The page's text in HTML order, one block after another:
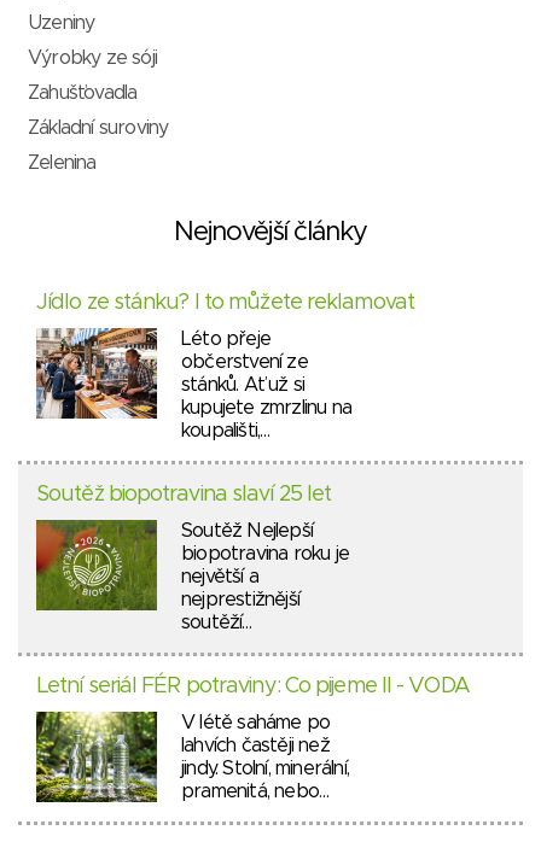
Uzeniny
Výrobky ze sóji
Zahušťovadla
Základní suroviny
Zelenina
Nejnovější články
Jídlo ze stánku? I to můžete reklamovat
Léto přeje
občerstvení ze
stánků. Ať už si
kupujete zmrzlinu na
koupališti,…
Soutěž biopotravina slaví 25 let
Soutěž Nejlepší
biopotravina roku je
největší a
nejprestižnější
soutěží…
Letní seriál FÉR potraviny: Co pijeme II - VODA
V létě saháme po
lahvích častěji než
jindy. Stolní, minerální,
pramenitá, nebo…